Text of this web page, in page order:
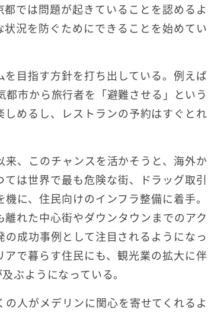
では問題が起きていることを認めるよ
況を防ぐためにできることを始めてい
目指す方針を打ち出している。例えば
市から旅行者を「避難させる」という
めるし、レストランの予約はすぐとれ
、このチャンスを活かそうと、海外か
は世界で最も危険な街、ドラッグ取引
に、住民向けのインフラ整備に着手。
れた中心街やダウンタウンまでのアク
成功事例として注目されるようになっ
で暮らす住民にも、観光業の拡大に伴
ぶようになっている。
人がメデリンに関心を寄せてくれるよ